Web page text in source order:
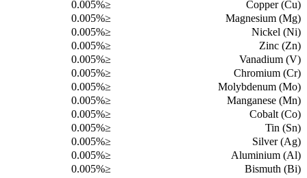
Copper (Cu)
≤0.005%
Magnesium (Mg)
≤0.005%
Nickel (Ni)
≤0.005%
Zinc (Zn)
≤0.005%
Vanadium (V)
≤0.005%
Chromium (Cr)
≤0.005%
Molybdenum (Mo)
≤0.005%
Manganese (Mn)
≤0.005%
Cobalt (Co)
≤0.005%
Tin (Sn)
≤0.005%
Silver (Ag)
≤0.005%
Aluminium (Al)
≤0.005%
Bismuth (Bi)
≤0.005%